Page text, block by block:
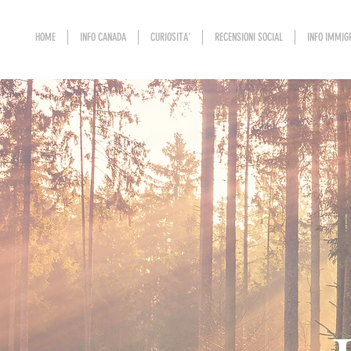
HOME INFO CANADA CURIOSITA' RECENSIONI SOCIAL INFO